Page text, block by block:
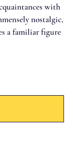
with
nostalgic,
a familiar figure